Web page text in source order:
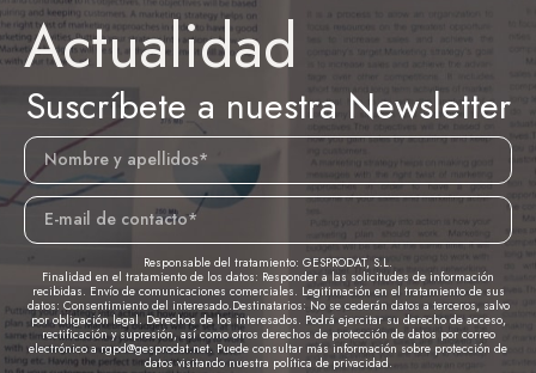
Actualidad
Suscríbete a nuestra Newsletter
Responsable del tratamiento: GESPRODAT, S.L.
Finalidad en el tratamiento de los datos: Responder a las solicitudes de información
recibidas. Envío de comunicaciones comerciales. Legitimación en el tratamiento de sus
datos: Consentimiento del interesado.Destinatarios: No se cederán datos a terceros, salvo
por obligación legal. Derechos de los interesados. Podrá ejercitar su derecho de acceso,
rectificación y supresión, así como otros derechos de protección de datos por correo
electrónico a rgpd@gesprodat.net. Puede consultar más información sobre protección de
datos visitando nuestra política de privacidad.